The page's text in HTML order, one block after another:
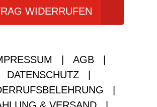
WIDERRUFEN
AGB
DATENSCHUTZ